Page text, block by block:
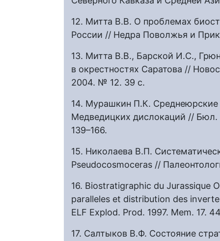
12. Митта В.В. О проблемах
России // Недра Поволжья и
13. Митта В.В., Барской И.С.,
в окрестностях Саратова //
2004. № 12. 39 с.
14. Мурашкин П.К.
Медведицких дислокаций //
139–166.
15. Николаева В.П.
Pseudocosmoceras //
16. Biostratigraphic du Jurassique
paralleles et distribution des
ELF Explod. Prod. 1997. Mem. 17.
17. Салтыков В.Ф. Состояние